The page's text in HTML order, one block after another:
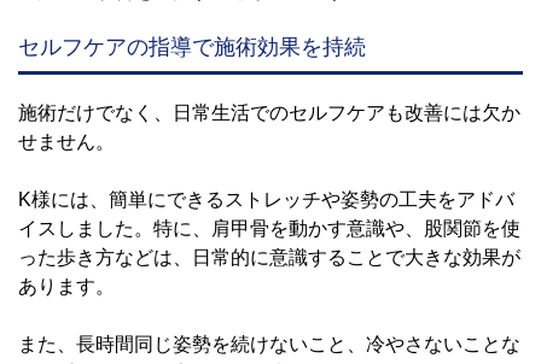
セルフケアの指導で施術効果を持続
施術だけでなく、日常生活でのセルフケアも改善には欠か
せません。
K様には、簡単にできるストレッチや姿勢の工夫をアドバ
イスしました。特に、肩甲骨を動かす意識や、股関節を使
った歩き方などは、日常的に意識することで大きな効果が
あります。
また、長時間同じ姿勢を続けないこと、冷やさないことな